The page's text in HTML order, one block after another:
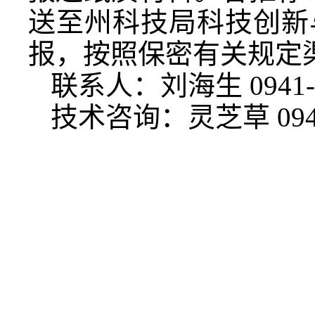
送至州科技局科技创
报，按照保密有关规定
联系人：刘海生
技术咨询：灵芝草